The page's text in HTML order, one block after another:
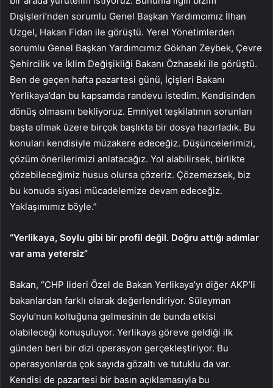
Dışişleri’nden sorumlu Genel Başkan Yardımcımız İlhan
Uzgel, Hakan Fidan ile görüştü. Yerel Yönetimlerden
sorumlu Genel Başkan Yardımcımız Gökhan Zeybek, Çevre
Şehircilik ve İklim Değişikliği Bakanı Özhaseki ile görüştü.
Ben de geçen hafta pazartesi günü, İçişleri Bakanı
Yerlikaya’dan bu kapsamda randevu istedim. Kendisinden
dönüş olmasını bekliyoruz. Emniyet teşkilatının sorunları
başta olmak üzere birçok başlıkta bir dosya hazırladık. Bu
konuları kendisiyle müzakere edeceğiz. Düşüncelerimizi,
çözüm önerilerimizi anlatacağız. Yol alabilirsek, birlikte
çözebileceğimiz husus olursa çözeriz. Çözemezsek, biz
bu konuda siyasi mücadelemize devam edeceğiz.
Yaklaşımımız böyle.”
“Yerlikaya, Soylu gibi bir profil değil. Doğru attığı adımlar
var ama yetersiz”
Bakan, “CHP lideri Özel de Bakan Yerlikaya’yı diğer AKP’li
bakanlardan farklı olarak değerlendiriyor. Süleyman
Soylu’nun koltuğuna gelmesinin de bunda etkisi
olabileceği konuşuluyor. Yerlikaya göreve geldiği ilk
günden beri bir dizi operasyon gerçekleştiriyor. Bu
operasyonlarda çok sayıda gözaltı ve tutuklu da var.
Kendisi de pazartesi bir basın açıklamasıyla bu